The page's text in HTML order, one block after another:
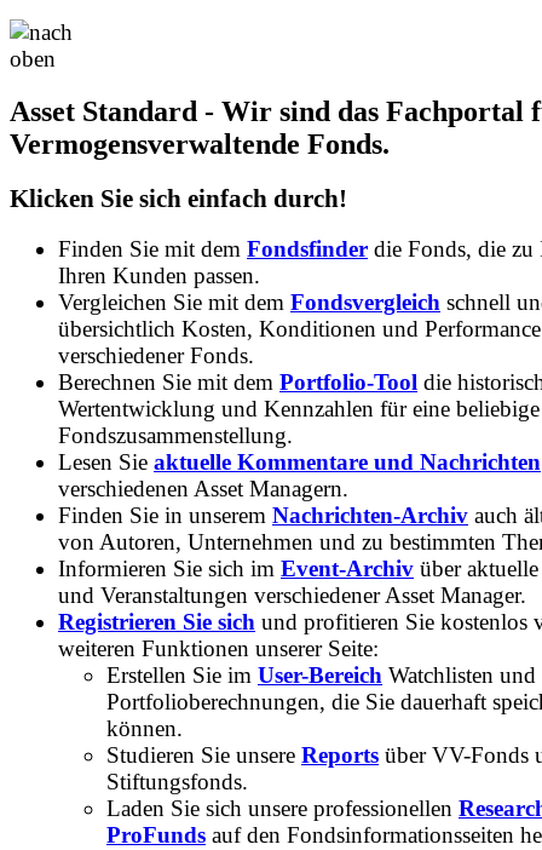
Asset Standard - Wir sind das Fachportal
Vermogensverwaltende Fonds.
Klicken Sie sich einfach durch!
Finden Sie mit dem Fondsfinder die Fonds, die zu
Ihren Kunden passen.
Vergleichen Sie mit dem Fondsvergleich schnell
übersichtlich Kosten, Konditionen und Performance
verschiedener Fonds.
Berechnen Sie mit dem Portfolio-Tool die
Wertentwicklung und Kennzahlen für eine beliebige
Fondszusammenstellung.
Lesen Sie aktuelle Kommentare und Nachrichten
verschiedenen Asset Managern.
Finden Sie in unserem Nachrichten-Archiv auch
von Autoren, Unternehmen und zu bestimmten
Informieren Sie sich im Event-Archiv über
und Veranstaltungen verschiedener Asset Manager.
Registrieren Sie sich und profitieren Sie kostenlos
weiteren Funktionen unserer Seite:
Erstellen Sie im User-Bereich Watchlisten und
Portfolioberechnungen, die Sie dauerhaft
können.
Studieren Sie unsere Reports über VV-Fonds
Stiftungsfonds.
Laden Sie sich unsere professionellen
ProFunds auf den Fondsinformationsseiten